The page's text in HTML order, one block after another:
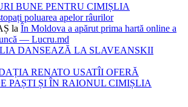
BUNE PENTRU CIMIȘLIA
poluarea apelor râurilor
la În Moldova a apărut prima hartă online a
— Lucru.md
DANSEAZĂ LA SLAVEANSKII
RENATO USATÎI OFERĂ
PAȘTI ȘI ÎN RAIONUL CIMIȘLIA